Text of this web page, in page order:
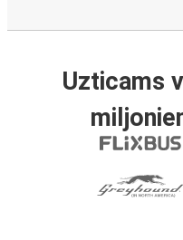
Uzticams